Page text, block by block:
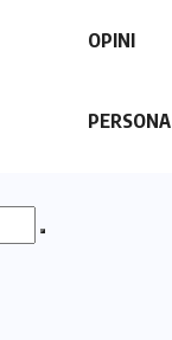
OPINI
PERSONA